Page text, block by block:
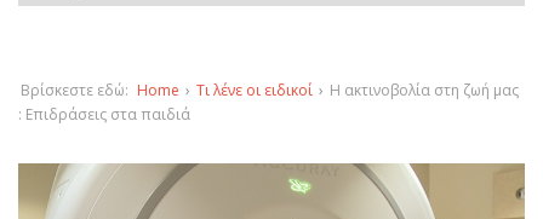
Βρίσκεστε εδώ: Home › Τι λένε οι ειδικοί › Η ακτινοβολία στη ζωή μας
: Επιδράσεις στα παιδιά